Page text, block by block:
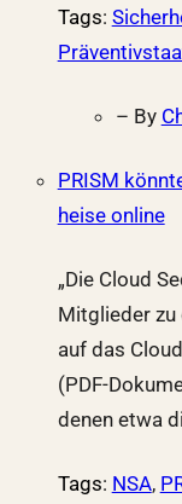
Tags:
– By
PRISM
heise online
„Die Cloud
Mitglieder zu
auf das
(PDF-
denen etwa
Tags: NSA,